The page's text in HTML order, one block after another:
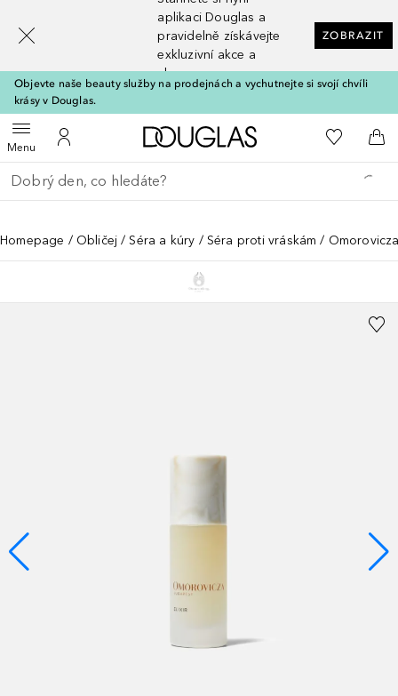
aplikaci Douglas a
pravidelně získávejte
exkluzivní akce a
slevy
ZOBRAZIT
Objevte naše beauty služby na prodejnách a vychutnejte si svojí chvíli
krásy v Douglas.
MenuOtevřít menuK mému účtu
Domů K mému
Do
Vraťte se
Proveďte vyhledávání
Homepage Obličej Séra a kúry Séra proti vráskám
[navigation.slideout.screenreader]